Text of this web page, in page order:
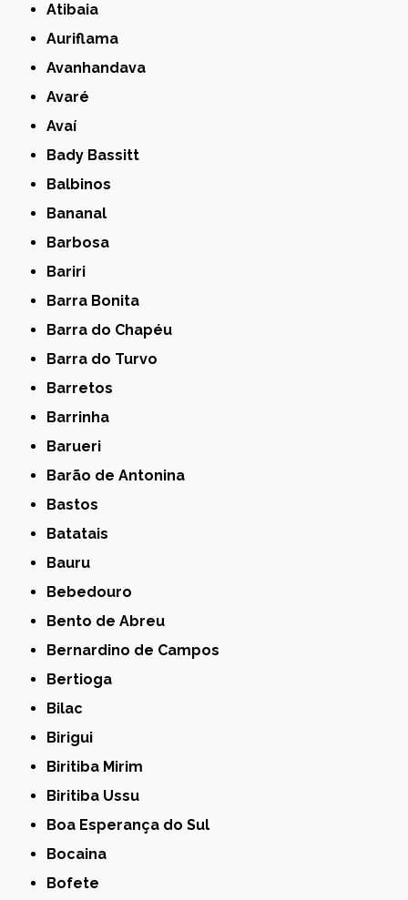
Atibaia
Auriflama
Avanhandava
Avaré
Avaí
Bady Bassitt
Balbinos
Bananal
Barbosa
Bariri
Barra Bonita
Barra do Chapéu
Barra do Turvo
Barretos
Barrinha
Barueri
Barão de Antonina
Bastos
Batatais
Bauru
Bebedouro
Bento de Abreu
Bernardino de Campos
Bertioga
Bilac
Birigui
Biritiba Mirim
Biritiba Ussu
Boa Esperança do Sul
Bocaina
Bofete